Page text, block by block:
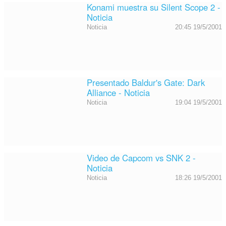
Konami muestra su Silent Scope 2 -
Noticia
Noticia 20:45 19/5/2001
Presentado Baldur's Gate: Dark
Alliance - Noticia
Noticia 19:04 19/5/2001
Video de Capcom vs SNK 2 -
Noticia
Noticia 18:26 19/5/2001